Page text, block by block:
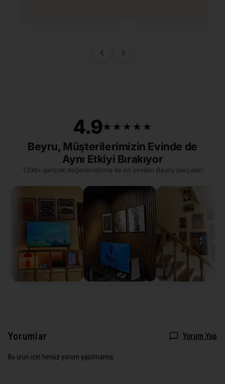
‹ ›
4.9★★★★★
★★★★★
Beyru, Müşterilerimizin Evinde de
Aynı Etkiyi Bırakıyor
1.100+ gerçek değerlendirme ile en sevilen Beyru parçaları
Yorumlar Yorum Yap
Bu ürün için henüz yorum yapılmamış.